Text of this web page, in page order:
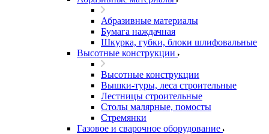
Абразивные материалы
Бумага наждачная
Шкурка, губки, блоки шлифовальные
Высотные конструкции
Высотные конструкции
Вышки-туры, леса строительные
Лестницы строительные
Столы малярные, помосты
Стремянки
Газовое и сварочное оборудование